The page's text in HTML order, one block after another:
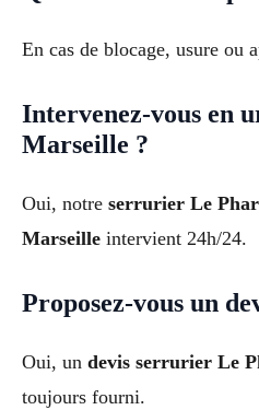
En cas de blocage, usure ou
Intervenez-vous en
Marseille ?
Oui, notre serrurier Le
Marseille intervient 24h/24.
Proposez-vous un
Oui, un devis serrurier Le
toujours fourni.